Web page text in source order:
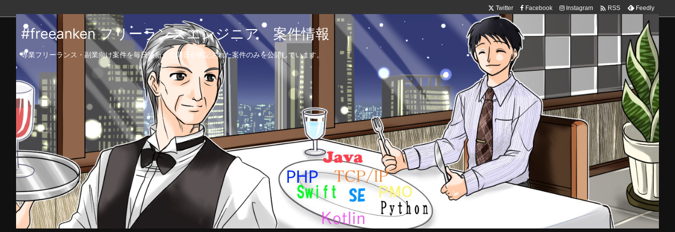
Twitter Facebook Instagram  RSS Feedly
#freeanken フリーランスエンジニア 案件情報
専業フリーランス・副業向け案件を毎日更新！公開日が明記された案件のみを公開しています。